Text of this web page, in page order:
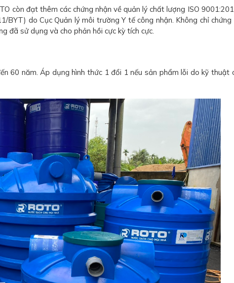
còn đạt thêm các chứng nhận về quản lý chất lượng ISO
do Cục Quản lý môi trường Y tế công nhận. Không chỉ chứng
đã sử dụng và cho phản hồi cực kỳ tích cực.
60 năm. Áp dụng hình thức 1 đổi 1 nếu sản phẩm lỗi do kỹ thuật